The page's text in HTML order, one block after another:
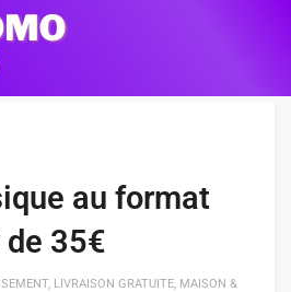
au format
35€
, LIVRAISON GRATUITE, MAISON &